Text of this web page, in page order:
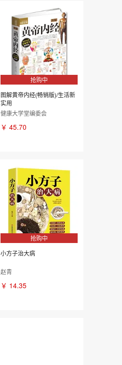
抢购中
图解黄帝内经(畅销版)/生活新
实用
健康大学堂编委会
￥ 45.70
抢购中
小方子治大病
赵青
￥ 14.35